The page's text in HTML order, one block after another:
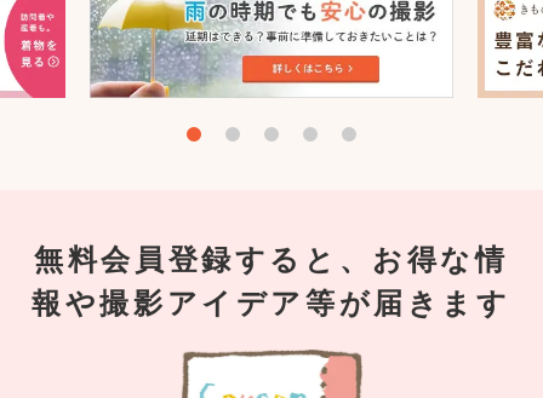
無料会員登録すると、お得な情
報や撮影アイデア等が届きます